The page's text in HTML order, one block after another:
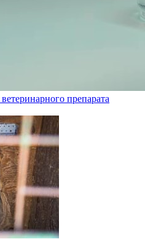
препарата